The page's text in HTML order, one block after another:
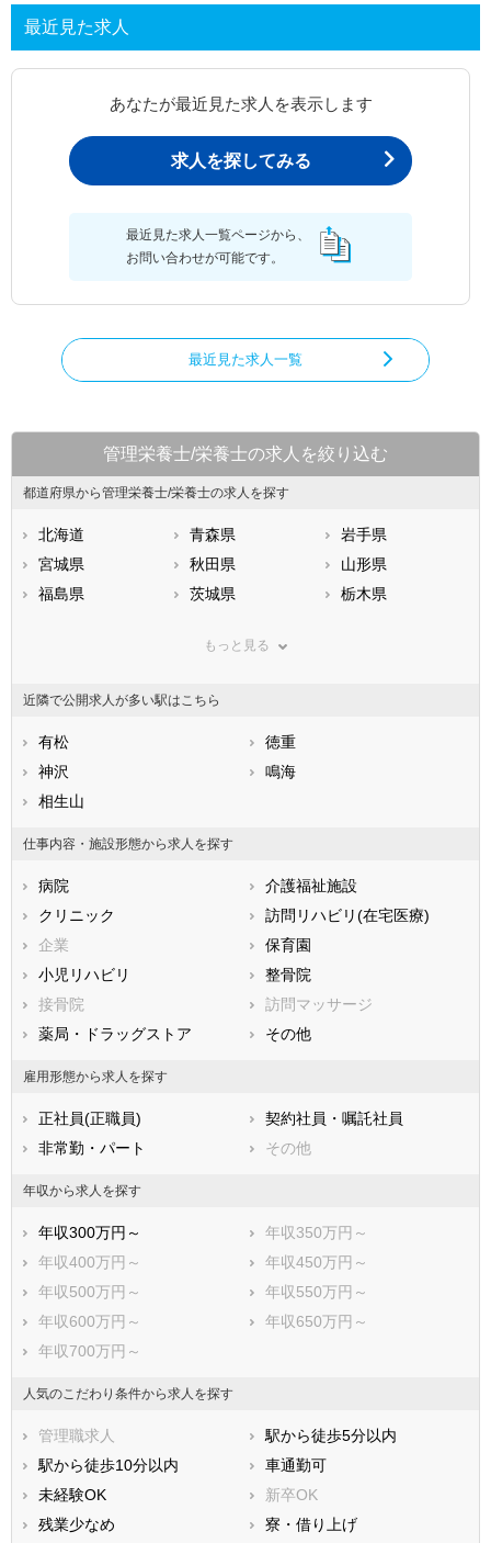
最近見た求人
あなたが最近見た求人を表示します
求人を探してみる
最近見た求人一覧ページから、
お問い合わせが可能です。
最近見た求人一覧
管理栄養士/栄養士の求人を絞り込む
都道府県から管理栄養士/栄養士の求人を探す
北海道 青森県
岩手県
宮城県
秋田県
山形県
福島県
茨城県
栃木県
神奈川県
石川県
福井県
静岡県
滋賀県
兵庫県
香川県
高知県
福岡県
長崎県
熊本県
鹿児島県
もっと見る
近隣で公開求人が多い駅はこちら
有松
徳重
神沢
鳴海
相生山
仕事内容・施設形態から求人を探す
病院
介護福祉施設
クリニック
訪問リハビリ(在宅医療)
企業
保育園
小児リハビリ
整骨院
接骨院
訪問マッサージ
薬局・ドラッグストア
その他
雇用形態から求人を探す
正社員(正職員)
契約社員・嘱託社員
非常勤・パート
その他
年収から求人を探す
年収300万円～
年収350万円～
年収400万円～
年収450万円～
年収500万円～
年収550万円～
年収600万円～
年収650万円～
年収700万円～
人気のこだわり条件から求人を探す
管理職求人
駅から徒歩5分以内
駅から徒歩10分以内
車通勤可
未経験OK
新卒OK
残業少なめ
寮・借り上げ